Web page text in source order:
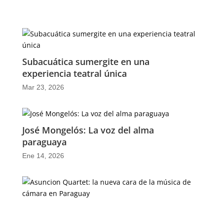
Subacuática sumergite en una
experiencia teatral única
Mar 23, 2026
José Mongelós: La voz del alma
paraguaya
Ene 14, 2026